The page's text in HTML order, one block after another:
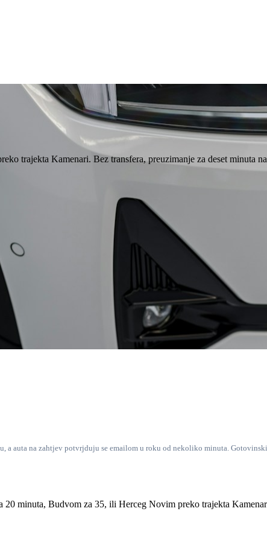
trajekta Kamenari. Bez transfera, preuzimanje za deset minuta
a auta na zahtjev potvrjduju se emailom u roku od nekoliko minuta.
minuta, Budvom za 35, ili Herceg Novim preko trajekta